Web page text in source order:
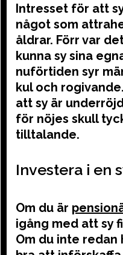
Intresset för att
något som
åldrar. Förr var
kunna sy sina
nuförtiden syr
kul och
att sy är
för nöjes skull
tilltalande.
Investera i en
Om du är
igång med att sy
Om du inte redan